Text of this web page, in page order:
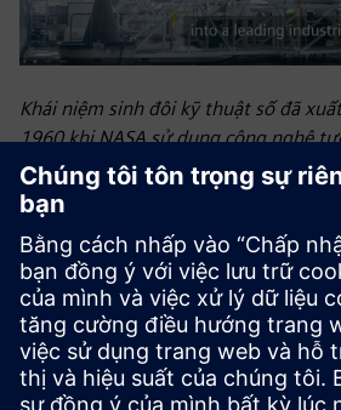
Khái niệm sinh đôi kỹ thuật số đã
1960 khi NASA sử dụng công nghệ
tàu vũ trụ được sử dụng trong các
Thuật ngữ “song sinh kỹ thuật số”
Vickers của NASA giới thiệu vào năm
đầu tiên giới thiệu khái niệm về cặp
mô hình ảo của một đối tượng vật lý,
trường giúp tối ưu hóa hiệu quả hoạt
quả và tăng lợi nhuận - để sử dụng
Hội chợ Hannover 2015 ở Đức, và
dụng công nghệ kỹ thuật số đôi